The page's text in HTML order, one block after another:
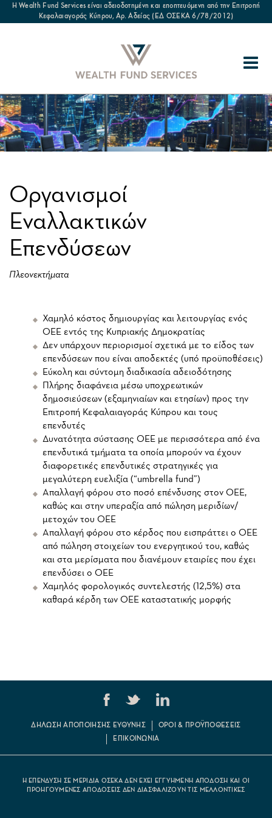
Η Wealth Fund Services είναι αδειοδοτημένη και εποπτευόμενη από την Επιτροπή
Κεφαλαιαγοράς Κύπρου, Αρ. Αδείας (ΕΔ ΟΣΕΚΑ 6/78/2012)
Οργανισμοί
Εναλλακτικών
Επενδύσεων
Πλεονεκτήματα
Χαμηλό κόστος δημιουργίας και λειτουργίας ενός
ΟΕΕ εντός της Κυπριακής Δημοκρατίας
Δεν υπάρχουν περιορισμοί σχετικά με το είδος των
επενδύσεων που είναι αποδεκτές (υπό προϋποθέσεις)
Εύκολη και σύντομη διαδικασία αδειοδότησης
Πλήρης διαφάνεια μέσω υποχρεωτικών
δημοσιεύσεων (εξαμηνιαίων και ετησίων) προς την
Επιτροπή Κεφαλαιαγοράς Κύπρου και τους
επενδυτές
Δυνατότητα σύστασης ΟΕΕ με περισσότερα από ένα
επενδυτικά τμήματα τα οποία μπορούν να έχουν
διαφορετικές επενδυτικές στρατηγικές για
μεγαλύτερη ευελιξία (“umbrella fund”)
Απαλλαγή φόρου στο ποσό επένδυσης στον ΟΕΕ,
καθώς και στην υπεραξία από πώληση μεριδίων/
μετοχών του ΟΕΕ
Απαλλαγή φόρου στο κέρδος που εισπράττει ο ΟΕΕ
από πώληση στοιχείων του ενεργητικού του, καθώς
και στα μερίσματα που διανέμουν εταιρίες που έχει
επενδύσει ο ΟΕΕ
Χαμηλός φορολογικός συντελεστής (12,5%) στα
καθαρά κέρδη των ΟΕΕ καταστατικής μορφής
ΔΗΛΩΣΗ ΑΠΟΠΟΙΗΣΗΣ ΕΥΘΥΝΗΣ
ΟΡΟΙ & ΠΡΟΫΠΟΘΕΣΕΙΣ
ΕΠΙΚΟΙΝΩΝΙΑ
Η ΕΠΕΝΔΥΣΗ ΣΕ ΜΕΡΙΔΙΑ ΟΣΕΚΑ ΔΕΝ ΕΧΕΙ ΕΓΓΥΗΜΕΝΗ ΑΠΟΔΟΣΗ ΚΑΙ ΟΙ
ΠΡΟΗΓΟΥΜΕΝΕΣ ΑΠΟΔΟΣΕΙΣ ΔΕΝ ΔΙΑΣΦΑΛΙΖΟΥΝ ΤΙΣ ΜΕΛΛΟΝΤΙΚΕΣ